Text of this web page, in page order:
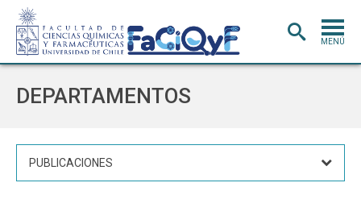
MENÚ
DEPARTAMENTOS
PUBLICACIONES